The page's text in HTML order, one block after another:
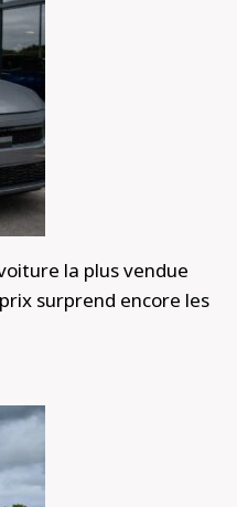
la plus vendue
surprend encore les